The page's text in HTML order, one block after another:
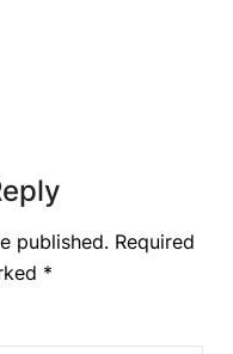
published. Required
*